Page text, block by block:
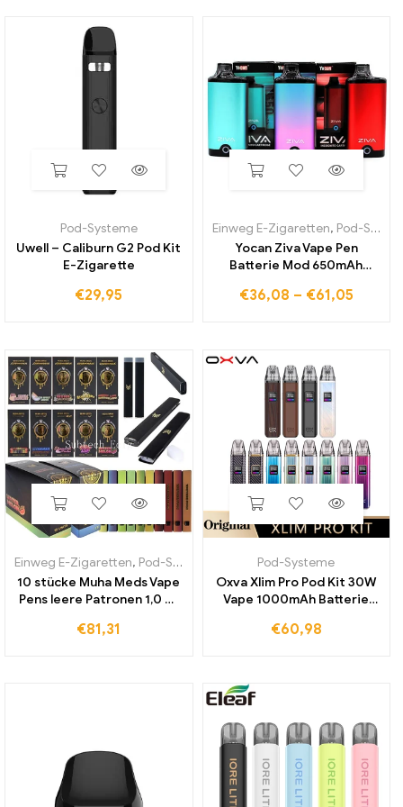
Pod-Systeme
Uwell – Caliburn G2 Pod Kit
E-Zigarette
€29,95
Einweg E-Zigaretten, Pod-Systeme
Yocan Ziva Vape Pen
Batterie Mod 650mAh
Lade-Vape-Stifte für
€36,08 – €61,05
Einweg E-Zigaretten, Pod-Systeme
10 stücke Muha Meds Vape
Pens leere Patronen 1,0 ml
Pod-Gerät mit Geschenk
€81,31
Pod-Systeme
Oxva Xlim Pro Pod Kit 30W
Vape 1000mAh Batterie
Vapor izer elektronische
€60,98